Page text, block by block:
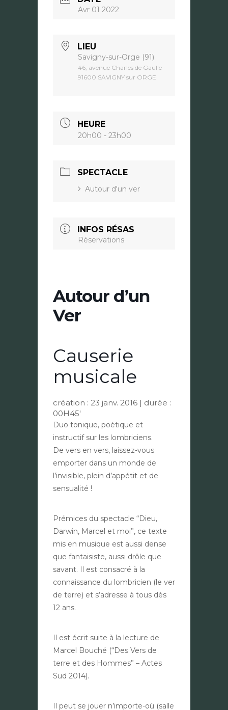
Avr 01 2022
LIEU
Savigny-sur-Orge (91)
46, avenue Charles de Gaulle -
91600 SAVIGNY sur ORGE
HEURE
20h00 - 23h00
SPECTACLE
Autour d'un ver
INFOS RÉSAS
Réservations
Autour d’un
Ver
Causerie
musicale
création : 23 janv. 2016 | durée :
00H45′
Duo tonique, poétique et
instructif sur les lombriciens.
De vers en vers, laissez-vous
emporter dans un monde de
l’invisible, plein d’appétit et de
sensualité !
Prémices du spectacle “Dieu,
Darwin, Marcel et moi”, ce texte
mis en musique est aussi dense
que fantaisiste, aussi drôle que
savant. Il est consacré à la
connaissance du lombricien (le ver
de terre) et s’adresse à tous dès
12 ans.
Il est écrit suite à la lecture de
Marcel Bouché (“Des Vers de
terre et des Hommes” – Actes
Sud 2014).
Il peut se jouer n’importe-où (salle